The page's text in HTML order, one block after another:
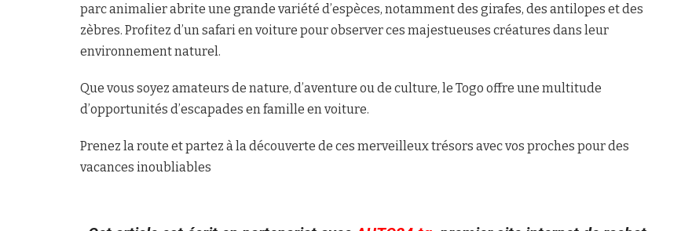
parc animalier abrite une grande variété d’espèces, notamment des girafes, des antilopes et des
zèbres. Profitez d’un safari en voiture pour observer ces majestueuses créatures dans leur
environnement naturel.
Que vous soyez amateurs de nature, d’aventure ou de culture, le Togo offre une multitude
d’opportunités d’escapades en famille en voiture.
Prenez la route et partez à la découverte de ces merveilleux trésors avec vos proches pour des
vacances inoubliables